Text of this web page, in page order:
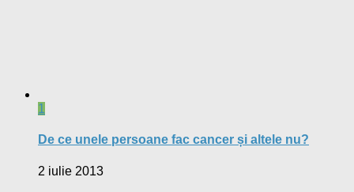
1
De ce unele persoane fac cancer și altele nu?
2 iulie 2013